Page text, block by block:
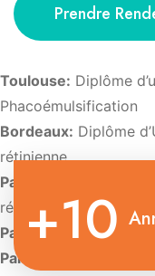
Prendre
Toulouse: Diplôme
Phacoémulsification
Bordeaux: Diplôme
rétinienne
Paris:
rétinienne
Paris: Diplôme
Paris:+10